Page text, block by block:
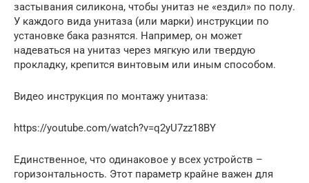
застывания силикона, чтобы унитаз не «ездил» по полу.
У каждого вида унитаза (или марки) инструкции по
установке бака разнятся. Например, он может
надеваться на унитаз через мягкую или твердую
прокладку, крепится винтовым или иным способом.
Видео инструкция по монтажу унитаза:
https://youtube.com/watch?v=q2yU7zz18BY
Единственное, что одинаковое у всех устройств –
горизонтальность. Этот параметр крайне важен для